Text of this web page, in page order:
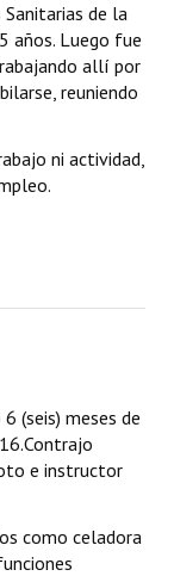
de la
años. Luego fue
allí por
reuniendo
ni actividad,
(seis) meses de
e instructor
como celadora